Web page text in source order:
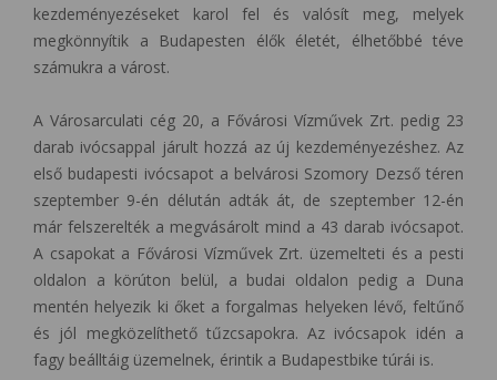
kezdeményezéseket karol fel és valósít meg, melyek
megkönnyítik a Budapesten élők életét, élhetőbbé téve
számukra a várost.
A Városarculati cég 20, a Fővárosi Vízművek Zrt. pedig 23
darab ivócsappal járult hozzá az új kezdeményezéshez. Az
első budapesti ivócsapot a belvárosi Szomory Dezső téren
szeptember 9-én délután adták át, de szeptember 12-én
már felszerelték a megvásárolt mind a 43 darab ivócsapot.
A csapokat a Fővárosi Vízművek Zrt. üzemelteti és a pesti
oldalon a körúton belül, a budai oldalon pedig a Duna
mentén helyezik ki őket a forgalmas helyeken lévő, feltűnő
és jól megközelíthető tűzcsapokra. Az ivócsapok idén a
fagy beálltáig üzemelnek, érintik a Budapestbike túrái is.